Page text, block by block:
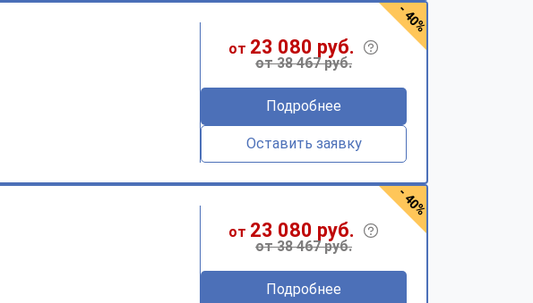
от 23 080 руб.
от 38 467 руб.
Подробнее
Оставить заявку
- 40%
от 23 080 руб.
от 38 467 руб.
Подробнее
- 40%